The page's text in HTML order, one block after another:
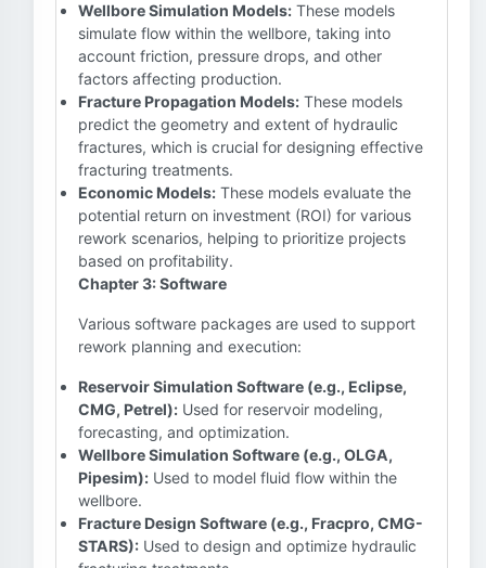
Wellbore Simulation Models: These models
simulate flow within the wellbore, taking into
account friction, pressure drops, and other
factors affecting production.
Fracture Propagation Models: These models
predict the geometry and extent of hydraulic
fractures, which is crucial for designing effective
fracturing treatments.
Economic Models: These models evaluate the
potential return on investment (ROI) for various
rework scenarios, helping to prioritize projects
based on profitability.
Chapter 3: Software
Various software packages are used to support
rework planning and execution:
Reservoir Simulation Software (e.g., Eclipse,
CMG, Petrel): Used for reservoir modeling,
forecasting, and optimization.
Wellbore Simulation Software (e.g., OLGA,
Pipesim): Used to model fluid flow within the
wellbore.
Fracture Design Software (e.g., Fracpro, CMG-
STARS): Used to design and optimize hydraulic